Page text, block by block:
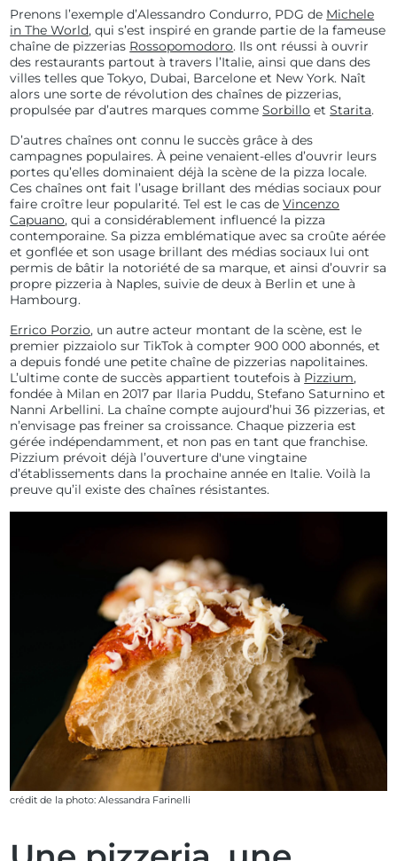
Prenons l’exemple d’Alessandro Condurro, PDG de Michele
in The World, qui s’est inspiré en grande partie de la fameuse
chaîne de pizzerias Rossopomodoro. Ils ont réussi à ouvrir
des restaurants partout à travers l’Italie, ainsi que dans des
villes telles que Tokyo, Dubai, Barcelone et New York. Naît
alors une sorte de révolution des chaînes de pizzerias,
propulsée par d’autres marques commeSorbillo etStarita.
D’autres chaînes ont connu le succès grâce à des
campagnes populaires. À peine venaient-elles d’ouvrir leurs
portes qu’elles dominaient déjà la scène de la pizza locale.
Ces chaînes ont fait l’usage brillant des médias sociaux pour
faire croître leur popularité. Tel est le cas deVincenzo
Capuano, qui a considérablement influencé la pizza
contemporaine. Sa pizza emblématique avec sa croûte aérée
et gonflée et son usage brillant des médias sociaux lui ont
permis de bâtir la notoriété de sa marque, et ainsi d’ouvrir sa
propre pizzeria à Naples, suivie de deux à Berlin et une à
Hambourg.
Errico Porzio, un autre acteur montant de la scène, est le
premier pizzaiolo sur TikTok à compter 900 000 abonnés, et
a depuis fondé une petite chaîne de pizzerias napolitaines.
L’ultime conte de succès appartient toutefois à Pizzium,
fondée à Milan en 2017 par Ilaria Puddu, Stefano Saturnino et
Nanni Arbellini. La chaîne compte aujourd’hui 36 pizzerias, et
n’envisage pas freiner sa croissance. Chaque pizzeria est
gérée indépendamment, et non pas en tant que franchise.
Pizzium prévoit déjà l’ouverture d'une vingtaine
d’établissements dans la prochaine année en Italie. Voilà la
preuve qu’il existe des chaînes résistantes.
crédit de la photo: Alessandra Farinelli